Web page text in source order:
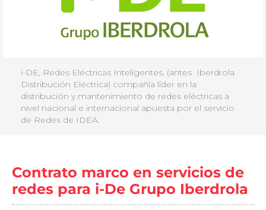
i-DE, Redes Eléctricas Inteligentes, (antes Iberdrola
Distribución Eléctrica) compañía líder en la
distribución y mantenimiento de redes eléctricas a
nivel nacional e internacional apuesta por el servicio
de Redes de IDEA.
Contrato marco en servicios de
redes para i-De Grupo Iberdrola